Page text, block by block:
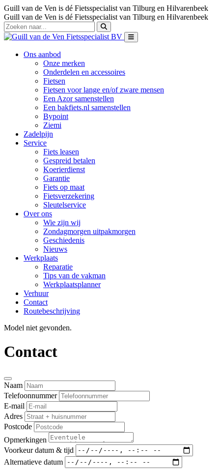
Guill van de Ven is dé Fietsspecialist van Tilburg en Hilvarenbeek
Guill van de Ven is dé Fietsspecialist van Tilburg en Hilvarenbeek
Ons aanbod
Onze merken
Onderdelen en accessoires
Fietsen
Fietsen voor lange en/of zware mensen
Een Azor samenstellen
Een bakfiets.nl samenstellen
Bypoint
Ziemi
Zadelpijn
Service
Fiets leasen
Gespreid betalen
Koerierdienst
Garantie
Fiets op maat
Fietsverzekering
Sleutelservice
Over ons
Wie zijn wij
Zondagmorgen uitpakmorgen
Geschiedenis
Nieuws
Werkplaats
Reparatie
Tips van de vakman
Werkplaatsplanner
Verhuur
Contact
Routebeschrijving
Model niet gevonden.
Contact
Naam
Telefoonnummer
E-mail
Adres
Postcode
Opmerkingen
Voorkeur datum & tijd
Alternatieve datum